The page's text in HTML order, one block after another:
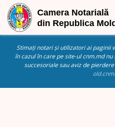
Stimați notari și utilizatori ai paginii
în cazul în care pe site-ul cnm.md
succesoriale sau aviz de